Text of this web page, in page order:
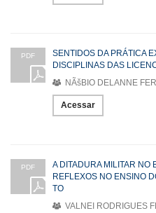
PDF
SENTIDOS DA PRÁTICA
DISCIPLINAS DAS
NÃšBIO DELANNE
Acessar
PDF
A DITADURA MILITAR NO
REFLEXOS NO ENSINO
TO
VALNEI RODRIGUES